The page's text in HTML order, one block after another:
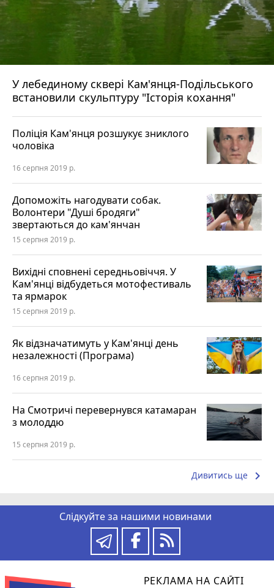
У лебединому сквері Кам'янця-Подільського
встановили скульптуру "Історія кохання"
Поліція Кам'янця розшукує зниклого
чоловіка
16 серпня 2019 р.
Допоможіть нагодувати собак.
Волонтери "Душі бродяги"
звертаються до кам'янчан
15 серпня 2019 р.
Вихідні сповнені середньовіччя. У
Кам'янці відбудеться мотофестиваль
та ярмарок
15 серпня 2019 р.
Як відзначатимуть у Кам'янці день
незалежності (Програма)
16 серпня 2019 р.
На Смотричі перевернувся катамаран
з молоддю
15 серпня 2019 р.
Дивитись ще keyboard_arrow_right
Слідкуйте за нашими новинами
РЕКЛАМА НА САЙТІ